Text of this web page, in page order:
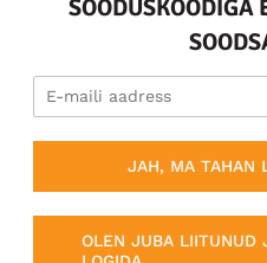
SOODUSKOODIGA
JAH, MA TAHAN
OLEN JUBA LIITUNUD